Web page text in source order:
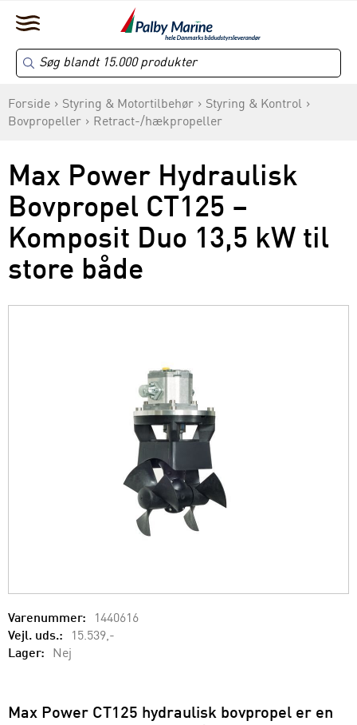
Forside Styring & Motortilbehør
Styring & Kontrol
Bovpropeller
Retract-/hækpropeller
Max Power Hydraulisk
Bovpropel CT125 –
Komposit Duo 13,5 kW til
store både
Varenummer:
1440616
Vejl. uds.:
15.539,-
Lager:
Nej
Max Power CT125 hydraulisk bovpropel er en